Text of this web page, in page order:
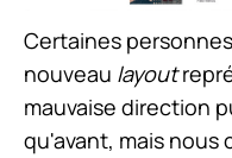
Certaines
nouveau layout
mauvaise direction
qu'avant, mais nous